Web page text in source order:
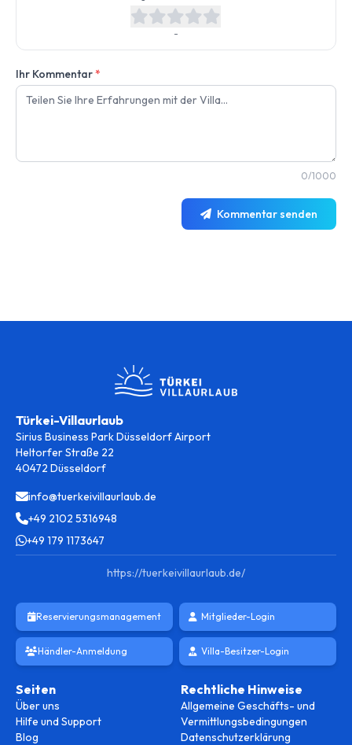
-
Ihr Kommentar*
0/1000
Kommentar senden
Türkei-Villaurlaub
Sirius Business Park Düsseldorf Airport
Heltorfer Straße 22
40472 Düsseldorf
info@tuerkeivillaurlaub.de
+49 2102 5316948
+49 179 1173647
https://tuerkeivillaurlaub.de/
Reservierungsmanagement Mitglieder-Login
Händler-Anmeldung Villa-Besitzer-Login
Seiten
Über uns
Hilfe und Support
Blog
Rechtliche Hinweise
Allgemeine Geschäfts- und
Vermittlungsbedingungen
Datenschutzerklärung